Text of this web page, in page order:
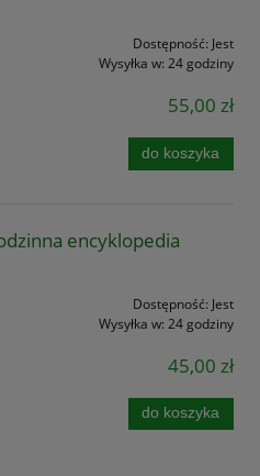
Dostępność: Jest
Wysyłka w: 24 godziny
55,00 zł
do koszyka
encyklopedia
Dostępność: Jest
Wysyłka w: 24 godziny
45,00 zł
do koszyka